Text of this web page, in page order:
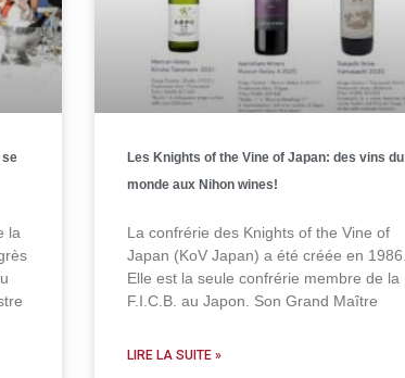
se
la
Les Knights of the Vine of Japan: des vins du
monde aux Nihon wines!
La confrérie des Knights of the Vine of
Japan (KoV Japan) a été créée en 1986.
Elle est la seule confrérie membre de la
F.I.C.B. au Japon. Son Grand Maître
LIRE LA SUITE »